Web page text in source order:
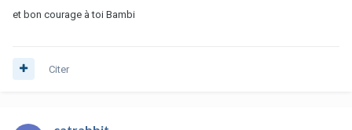
et bon courage à toi Bambi
Citer